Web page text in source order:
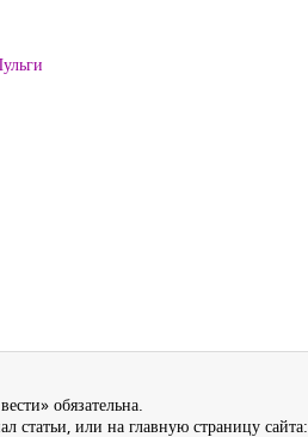
обязательна.
статьи, или на главную страницу сайта: